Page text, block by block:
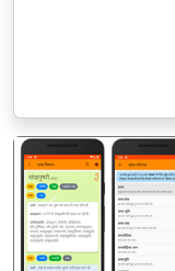
पिछला